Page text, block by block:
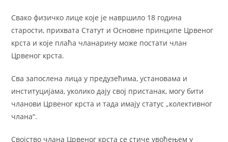
Свако физичко лице које је навршило 18 година
старости, прихвата Статут и Основне принципе Црвеног
крста и које плаћа чланарину може постати члан
Црвеног крста.
Сва запослена лица у предузећима, установама и
институцијама, уколико дају свој пристанак, могу бити
чланови Црвеног крста и тада имају статус „колективног
члана“.
Својство члана Црвеног крста се стиче увођењем у